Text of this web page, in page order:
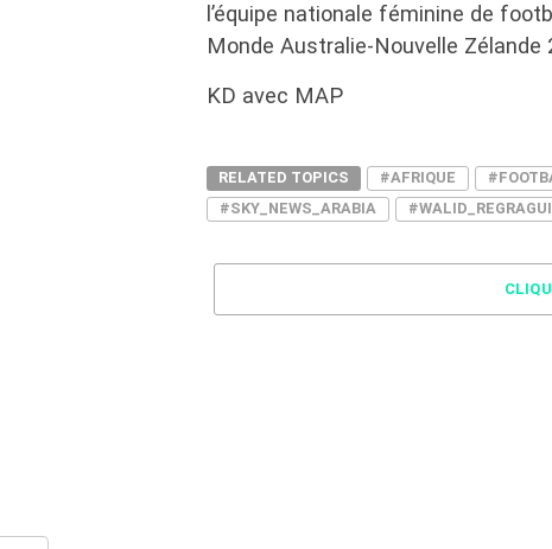
l’équipe nationale féminine de
Monde Australie-Nouvelle Zélande
KD avec MAP
RELATED TOPICS #AFRIQUE
#SKY_NEWS_ARABIA
#WALID_REGRAGUI